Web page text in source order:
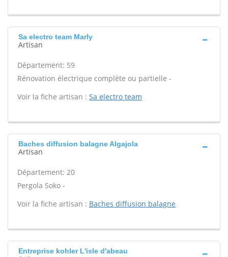
Sa electro team Marly
Artisan
Département: 59
Rénovation électrique complète ou partielle -
Voir la fiche artisan : Sa electro team
Baches diffusion balagne Algajola
Artisan
Département: 20
Pergola Soko -
Voir la fiche artisan : Baches diffusion balagne
Entreprise kohler L'isle d'abeau